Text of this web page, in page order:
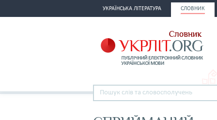
УКРАЇНСЬКА ЛІТЕРАТУРА СЛОВНИК